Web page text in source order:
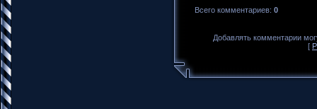
Всего комментариев: 0
Добавлять комментарии
[